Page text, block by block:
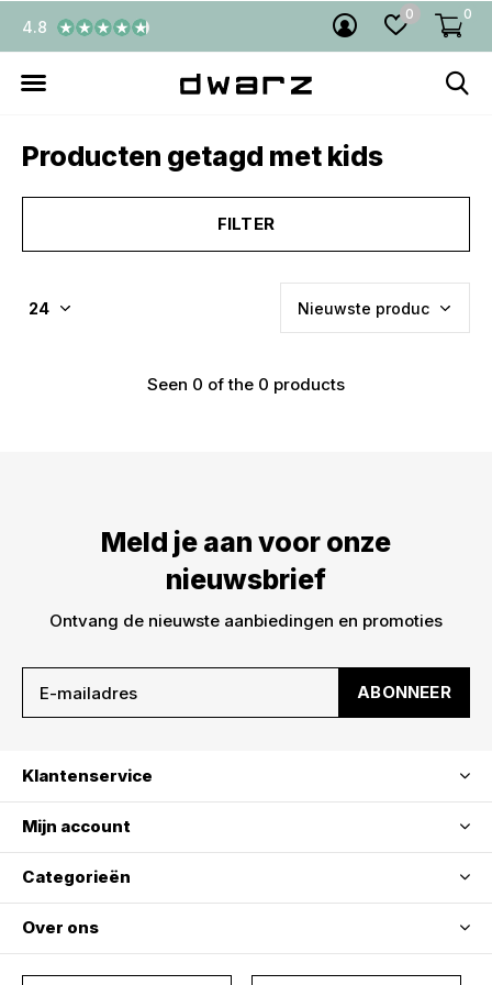
0 0
4.8
Producten getagd met kids
FILTER
Seen 0 of the 0 products
Meld je aan voor onze
nieuwsbrief
Ontvang de nieuwste aanbiedingen en promoties
ABONNEER
Klantenservice
Mijn account
Categorieën
Over ons